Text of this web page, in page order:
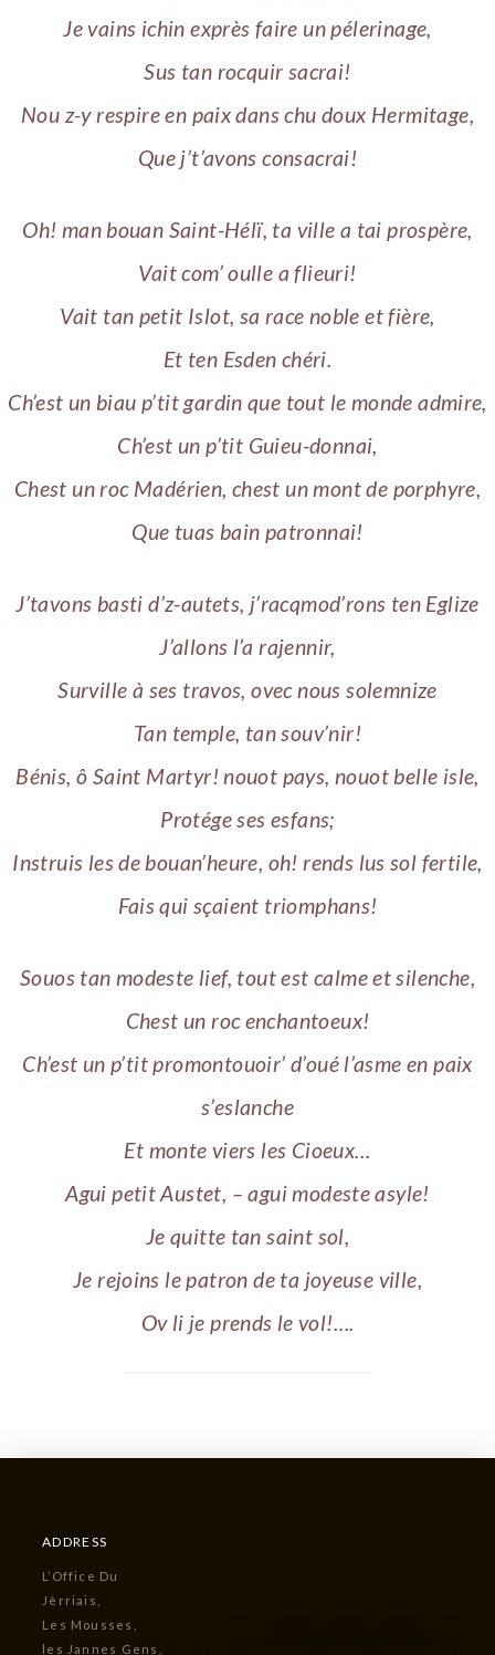
Je vains ichin exprès faire un pélerinage,
Sus tan rocquir sacrai!
Nou z-y respire en paix dans chu doux Hermitage,
Que j’t’avons consacrai!
Oh! man bouan Saint-Hélï, ta ville a tai prospère,
Vait com’ oulle a flieuri!
Vait tan petit Islot, sa race noble et fière,
Et ten Esden chéri.
Ch’est un biau p’tit gardin que tout le monde admire,
Ch’est un p’tit Guieu-donnai,
Chest un roc Madérien, chest un mont de porphyre,
Que tuas bain patronnai!
J’tavons basti d’z-autets, j’racqmod’rons ten Eglize
J’allons l’a rajennir,
Surville à ses travos, ovec nous solemnize
Tan temple, tan souv’nir!
Bénis, ô Saint Martyr! nouot pays, nouot belle isle,
Protége ses esfans;
Instruis les de bouan’heure, oh! rends lus sol fertile,
Fais qui sçaient triomphans!
Souos tan modeste lief, tout est calme et silenche,
Chest un roc enchantoeux!
Ch’est un p’tit promontouoir’ d’oué l’asme en paix
s’eslanche
Et monte viers les Cioeux…
Agui petit Austet, – agui modeste asyle!
Je quitte tan saint sol,
Je rejoins le patron de ta joyeuse ville,
Ov li je prends le vol!….
ADDRESS
L’Office Du
Jèrriais,
Les Mousses,
les Jannes Gens,